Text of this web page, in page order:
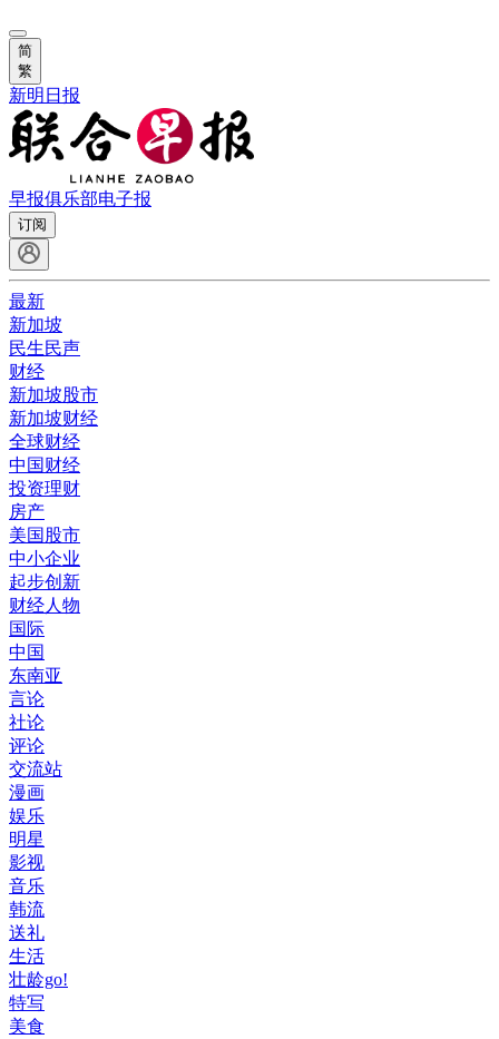
简
繁
新明日报
早报俱乐部电子报
订阅
最新
新加坡
民生民声
财经
新加坡股市
新加坡财经
全球财经
中国财经
投资理财
房产
美国股市
中小企业
起步创新
财经人物
国际
中国
东南亚
言论
社论
评论
交流站
漫画
娱乐
明星
影视
音乐
韩流
送礼
生活
壮龄go!
特写
美食